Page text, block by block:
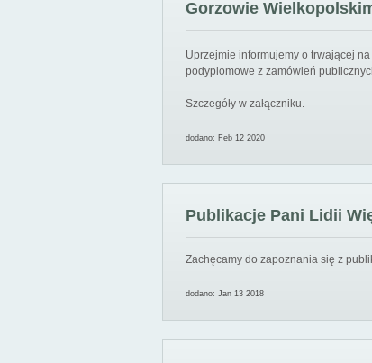
Gorzowie
Uprzejmie informujemy o trwającej
podyplomowe z zamówień
Szczegóły w załączniku.
dodano: Feb 12 2020
Publikacje Pani Lidii
Zachęcamy do zapoznania się z
dodano: Jan 13 2018